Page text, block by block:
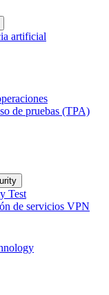
artificial
de pruebas (TPA)
Test
de servicios VPN